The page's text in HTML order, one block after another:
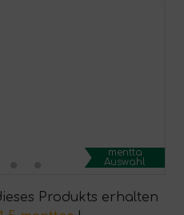
mentta
Auswahl
Produkts erhalten